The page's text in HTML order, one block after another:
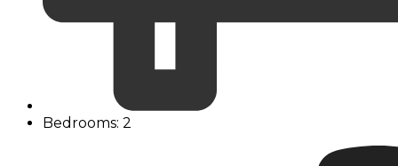
Bedrooms: 2